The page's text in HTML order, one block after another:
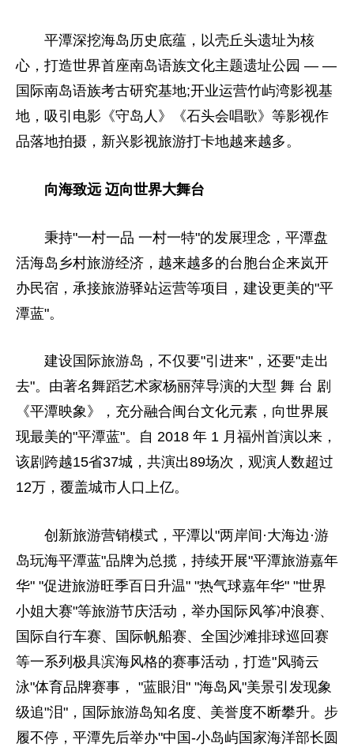
平潭深挖海岛历史底蕴，以壳丘头遗址为核
心，打造世界首座南岛语族文化主题遗址公园 — —
国际南岛语族考古研究基地;开业运营竹屿湾影视基
地，吸引电影《守岛人》《石头会唱歌》等影视作
品落地拍摄，新兴影视旅游打卡地越来越多。
向海致远 迈向世界大舞台
秉持"一村一品 一村一特"的发展理念，平潭盘
活海岛乡村旅游经济，越来越多的台胞台企来岚开
办民宿，承接旅游驿站运营等项目，建设更美的"平
潭蓝"。
建设国际旅游岛，不仅要"引进来"，还要"走出
去"。由著名舞蹈艺术家杨丽萍导演的大型 舞 台 剧
《平潭映象》，充分融合闽台文化元素，向世界展
现最美的"平潭蓝"。自 2018 年 1 月福州首演以来，
该剧跨越15省37城，共演出89场次，观演人数超过
12万，覆盖城市人口上亿。
创新旅游营销模式，平潭以"两岸间·大海边·游
岛玩海平潭蓝"品牌为总揽，持续开展"平潭旅游嘉年
华" "促进旅游旺季百日升温" "热气球嘉年华" "世界
小姐大赛"等旅游节庆活动，举办国际风筝冲浪赛、
国际自行车赛、国际帆船赛、全国沙滩排球巡回赛
等一系列极具滨海风格的赛事活动，打造"风骑云
泳"体育品牌赛事， "蓝眼泪" "海岛风"美景引发现象
级追"泪"，国际旅游岛知名度、美誉度不断攀升。步
履不停，平潭先后举办"中国-小岛屿国家海洋部长圆